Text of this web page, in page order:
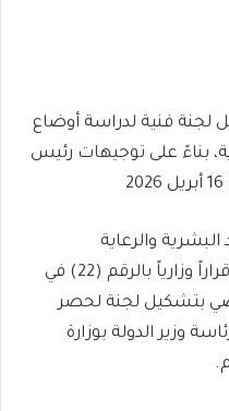
لجنة فنية لدراسة أوضاع
بناءً على توجيهات رئيس
والرعاية
الاجتماعية، معتصم أحمد صالح، قراراً وزارياً بالرقم (22) في
بتشكيل لجنة لحصر
وزير الدولة بوزارة